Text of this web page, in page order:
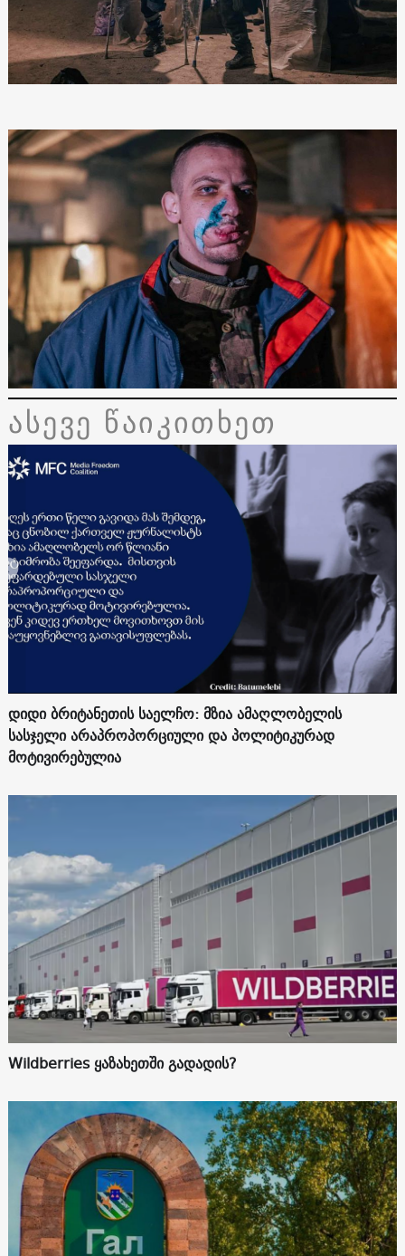
ასევე წაიკითხეთ
დიდი ბრიტანეთის საელჩო: მზია ამაღლობელის
სასჯელი არაპროპორციული და პოლიტიკურად
მოტივირებულია
Wildberries ყაზახეთში გადადის?